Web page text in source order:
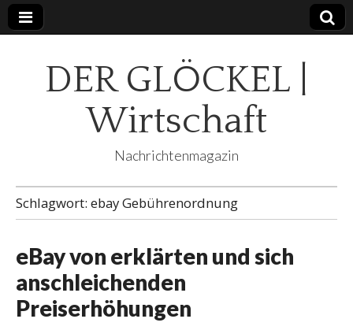
DER GLÖCKEL |
Wirtschaft
Nachrichtenmagazin
Schlagwort: ebay Gebührenordnung
eBay von erklärten und sich
anschleichenden
Preiserhöhungen